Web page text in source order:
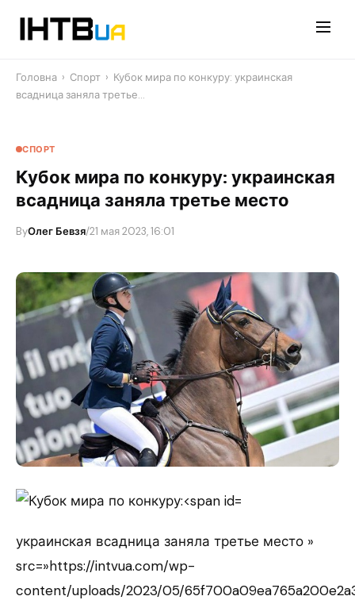
Головна › Спорт › Кубок мира по конкуру: украинская
всадница заняла третье…
СПОРТ
Кубок мира по конкуру: украинская
всадница заняла третье место
ByОлег Бевзя/21 мая 2023, 16:01
украинская всадница заняла третье место »
src=»https://intvua.com/wp-
content/uploads/2023/05/